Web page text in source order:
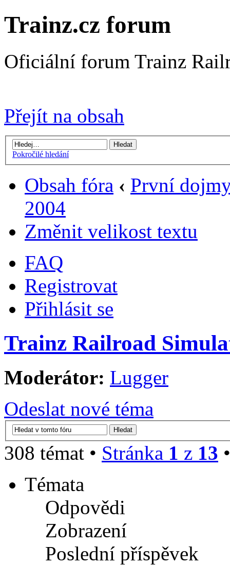
Trainz.cz forum
Oficiální forum Trainz
Přejít na obsah
Pokročilé hledání
Obsah fóra ‹ První
2004
Změnit velikost textu
FAQ
Registrovat
Přihlásit se
Trainz Railroad
Moderátor: Lugger
Odeslat nové téma
308 témat • Stránka 1 z 13
Témata
Odpovědi
Zobrazení
Poslední příspěvek